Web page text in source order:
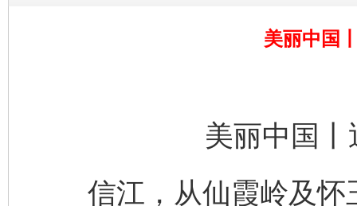
美丽中国
美丽中国
信江，从仙霞岭及怀